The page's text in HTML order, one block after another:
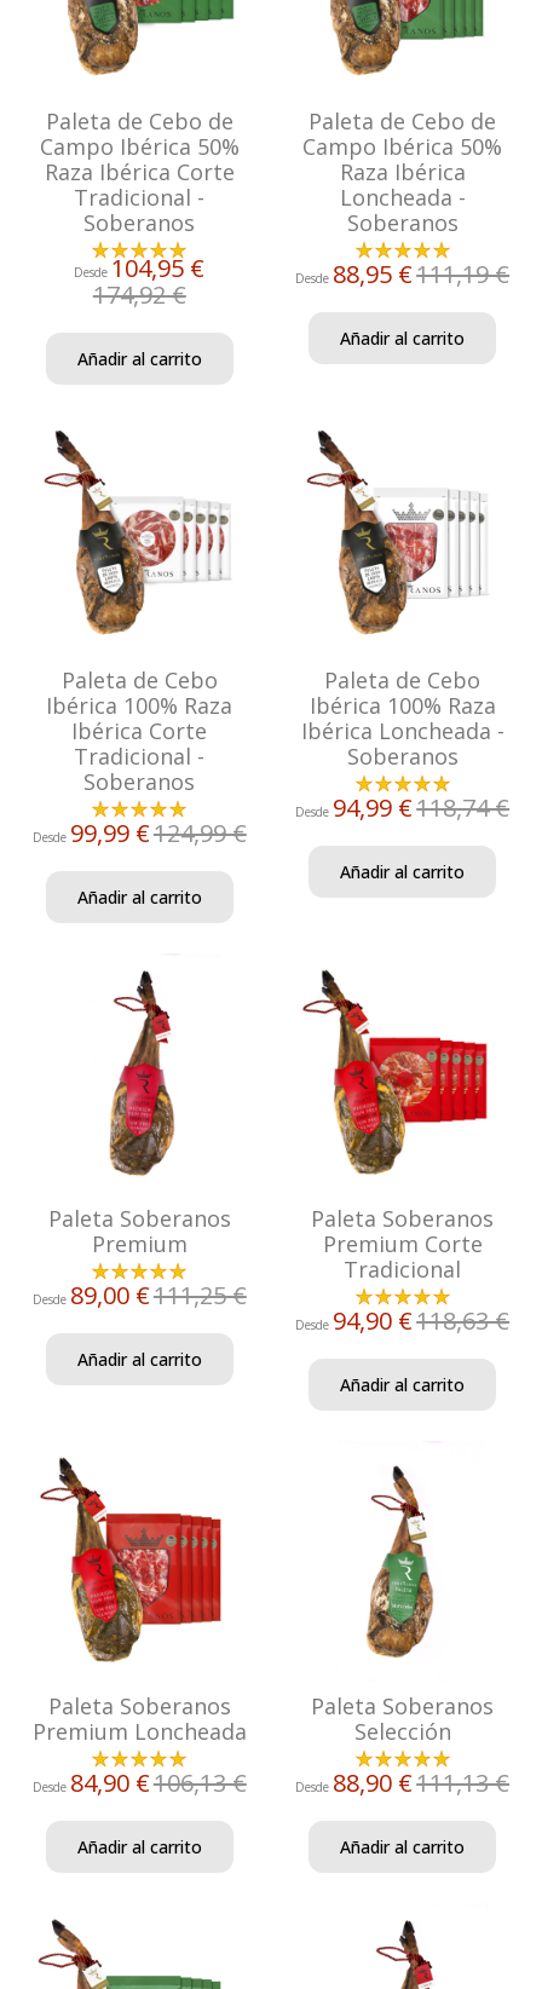
Paleta de Cebo de
Campo Ibérica 50%
Raza Ibérica Corte
Tradicional -
Soberanos
Desde 104,95 €
174,92 €
Añadir al carrito
Paleta de Cebo de
Campo Ibérica 50%
Raza Ibérica
Loncheada -
Soberanos
Desde 88,95 €111,19 €
Añadir al carrito
Paleta de Cebo
Ibérica 100% Raza
Ibérica Corte
Tradicional -
Soberanos
Desde 99,99 €124,99 €
Añadir al carrito
Paleta de Cebo
Ibérica 100% Raza
Ibérica Loncheada -
Soberanos
Desde 94,99 €118,74 €
Añadir al carrito
Paleta Soberanos
Premium
Desde 89,00 €111,25 €
Añadir al carrito
Paleta Soberanos
Premium Corte
Tradicional
Desde 94,90 €118,63 €
Añadir al carrito
Paleta Soberanos
Premium Loncheada
Desde 84,90 €106,13 €
Añadir al carrito
Paleta Soberanos
Selección
Desde 88,90 €111,13 €
Añadir al carrito